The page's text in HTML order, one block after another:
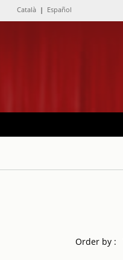
Català | Español
Order by :